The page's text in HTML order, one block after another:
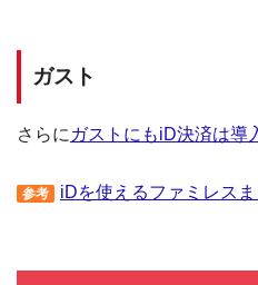
ガスト
さらに ガストにもiD決済は導
参考 iDを使えるファミレス